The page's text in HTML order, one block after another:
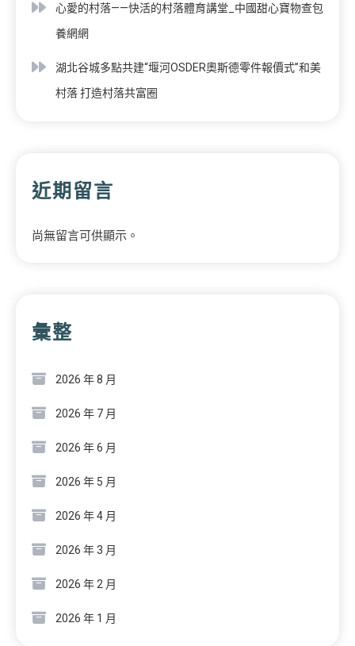
心愛的村落——快活的村落體育講堂_中國甜心寶物查包
養網網
湖北谷城多點共建“堰河OSDER奧斯德零件報價式”和美
村落 打造村落共富圈
近期留言
尚無留言可供顯示。
彙整
2026 年 8 月
2026 年 7 月
2026 年 6 月
2026 年 5 月
2026 年 4 月
2026 年 3 月
2026 年 2 月
2026 年 1 月